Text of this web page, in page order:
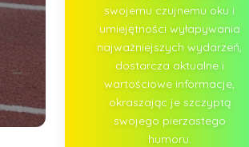
swojemu czujnemu oku i
umiejętności wyłapywania
najważniejszych wydarzeń,
dostarcza aktualne i
wartościowe informacje,
okraszając je szczyptą
swojego pierzastego
humoru.